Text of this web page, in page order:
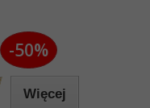
-50%
Więcej